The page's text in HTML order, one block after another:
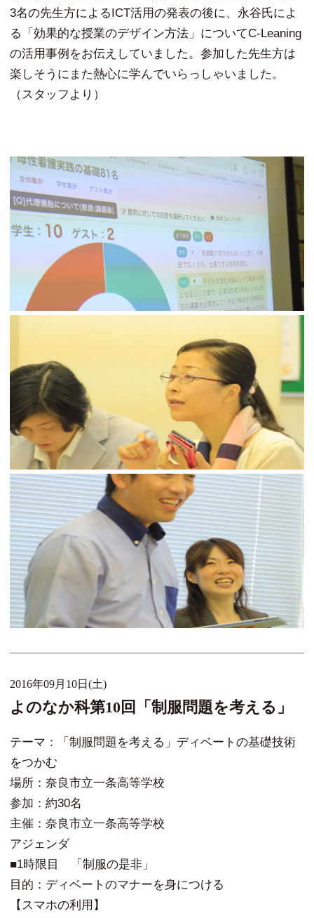
3名の先生方によるICT活用の発表の後に、永谷氏によ
る「効果的な授業のデザイン方法」についてC-Leaning
の活用事例をお伝えしていました。参加した先生方は
楽しそうにまた熱心に学んでいらっしゃいました。
（スタッフより）
2016年09月10日(土)
よのなか科第10回「制服問題を考える」
テーマ：「制服問題を考える」ディベートの基礎技術
をつかむ
場所：奈良市立一条高等学校
参加：約30名
主催：奈良市立一条高等学校
アジェンダ
■1時限目 「制服の是非」
目的：ディベートのマナーを身につける
【スマホの利用】